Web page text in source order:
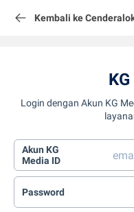
Kembali ke
Login dengan Akun KG
Akun KG
Media ID
Password